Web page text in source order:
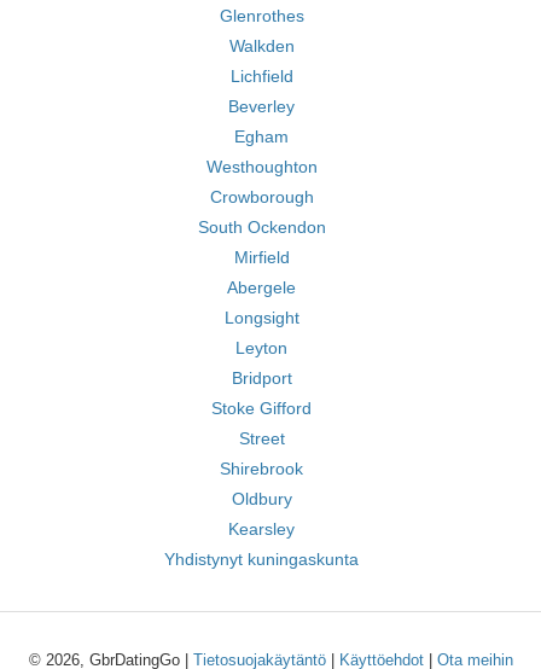
Glenrothes
Walkden
Lichfield
Beverley
Egham
Westhoughton
Crowborough
South Ockendon
Mirfield
Abergele
Longsight
Leyton
Bridport
Stoke Gifford
Street
Shirebrook
Oldbury
Kearsley
Yhdistynyt kuningaskunta
© 2026, GbrDatingGo | Tietosuojakäytäntö| Käyttöehdot| Ota meihin